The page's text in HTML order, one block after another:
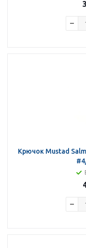
Крючок Mustad